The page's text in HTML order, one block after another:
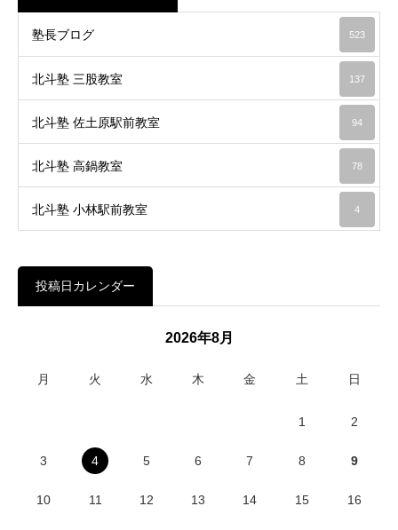
塾長ブログ 523
北斗塾 三股教室 137
北斗塾 佐土原駅前教室 94
北斗塾 高鍋教室 78
北斗塾 小林駅前教室 4
投稿日カレンダー
2026年8月
月 火 水 木 金 土 日
1 2
3 4 5 6 7 8 9
10 11 12 13 14 15 16